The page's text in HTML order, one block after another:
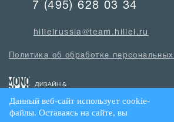
7 (495) 628 03 34
hillelrussia@team.hillel.ru
Политика об обработке
Данный веб-сайт использует cookie-
файлы. Оставаясь на сайте, вы